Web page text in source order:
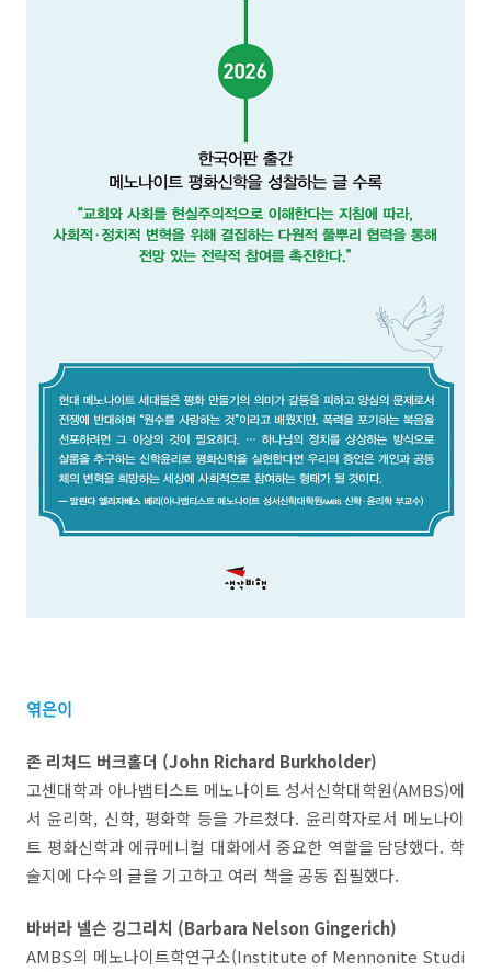
엮은이
존 리처드 버크홀더 (John Richard Burkholder)
고센대학과 아나뱁티스트 메노나이트 성서신학대학원(AMBS)에
서 윤리학, 신학, 평화학 등을 가르쳤다. 윤리학자로서 메노나이
트 평화신학과 에큐메니컬 대화에서 중요한 역할을 담당했다. 학
술지에 다수의 글을 기고하고 여러 책을 공동 집필했다.
바버라 넬슨 깅그리치 (Barbara Nelson Gingerich)
AMBS의 메노나이트학연구소(Institute of Mennonite Studi